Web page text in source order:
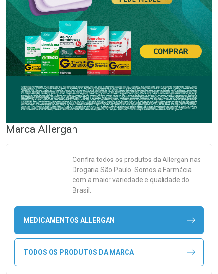
Marca Allergan
Confira todos os produtos da Allergan nas
Drogaria São Paulo. Somos a Farmácia
com a maior variedade e qualidade do
Brasil.
MEDICAMENTOS ALLERGAN
TODOS OS PRODUTOS DA MARCA